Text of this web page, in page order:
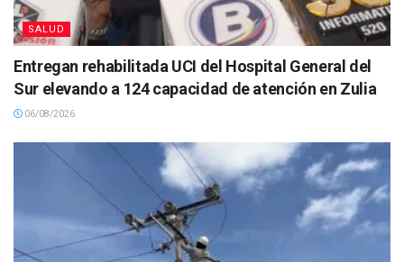
SALUD
Entregan rehabilitada UCI del Hospital General del
Sur elevando a 124 capacidad de atención en Zulia
06/08/2026